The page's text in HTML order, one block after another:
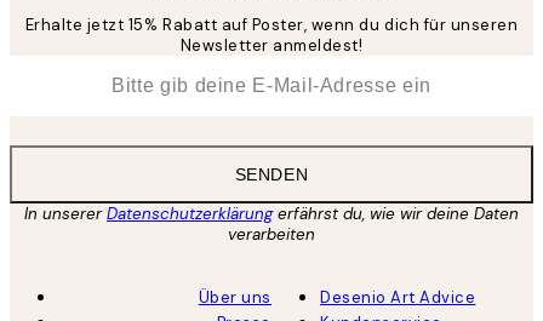
Erhalte jetzt 15% Rabatt auf Poster, wenn du dich für unseren
Newsletter anmeldest!
SENDEN
In unsererDatenschutzerklärungerfährst du, wie wir deine Daten
verarbeiten
Über uns
Desenio Art Advice